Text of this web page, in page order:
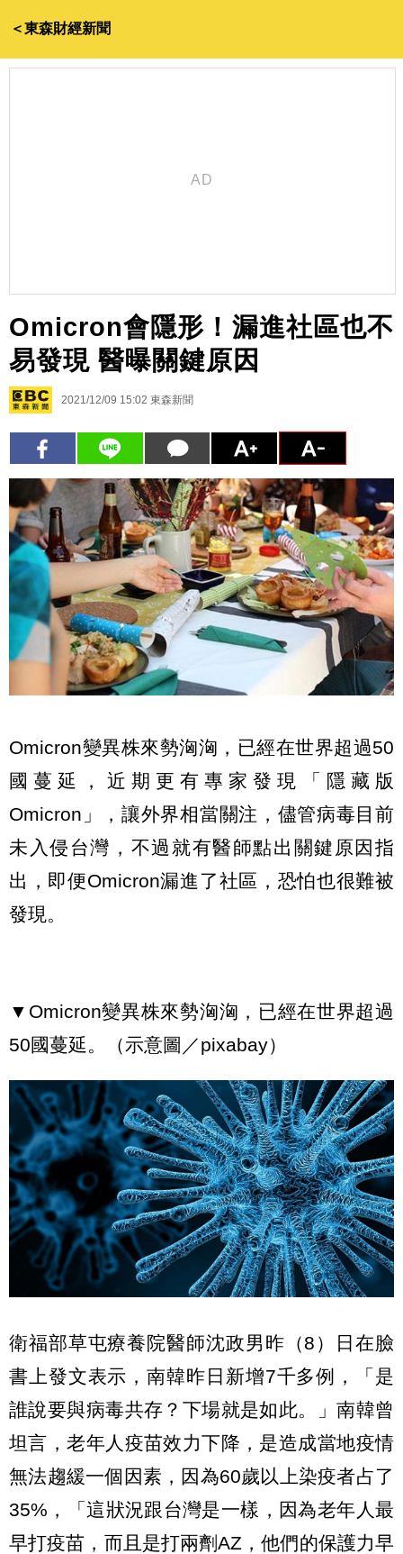
＜東森財經新聞
Omicron會隱形！漏進社區也不
易發現 醫曝關鍵原因
2021/12/09 15:02 東森新聞
Omicron變異株來勢洶洶，已經在世界超過50
國蔓延，近期更有專家發現「隱藏版
Omicron」，讓外界相當關注，儘管病毒目前
未入侵台灣，不過就有醫師點出關鍵原因指
出，即便Omicron漏進了社區，恐怕也很難被
發現。
▼Omicron變異株來勢洶洶，已經在世界超過
50國蔓延。（示意圖／pixabay）
衛福部草屯療養院醫師沈政男昨（8）日在臉
書上發文表示，南韓昨日新增7千多例，「是
誰說要與病毒共存？下場就是如此。」南韓曾
坦言，老年人疫苗效力下降，是造成當地疫情
無法趨緩一個因素，因為60歲以上染疫者占了
35%，「這狀況跟台灣是一樣，因為老年人最
早打疫苗，而且是打兩劑AZ，他們的保護力早